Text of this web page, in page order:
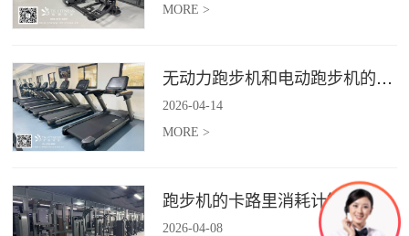
MORE >
无动力跑步机和电动跑步机的区别是什么？
2026-04-14
MORE >
跑步机的卡路里消耗计算准确吗？
2026-04-08